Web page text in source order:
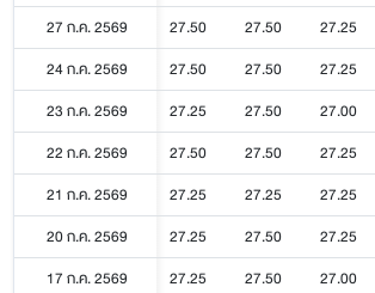
27 ก.ค. 2569
27.50 27.50 27.25
24 ก.ค. 2569
27.50 27.50 27.25
23 ก.ค. 2569
27.25 27.50 27.00
22 ก.ค. 2569
27.50 27.50 27.25
21 ก.ค. 2569
27.25 27.25 27.25
20 ก.ค. 2569
27.25 27.50 27.25
17 ก.ค. 2569
27.25 27.50 27.00